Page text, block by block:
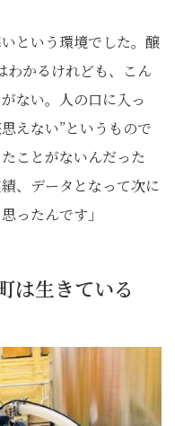
という環境でした。醸
わかるけれども、こん
ない。人の口に入っ
えない”というもので
ことがないんだった
、データとなって次に
ったんです」
は生きている